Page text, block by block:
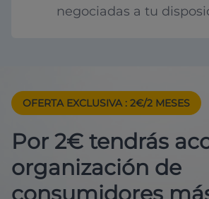
negociadas a tu
OFERTA EXCLUSIVA : 2€/2 MESES
Por 2€ tendrás
organización de
consumidores